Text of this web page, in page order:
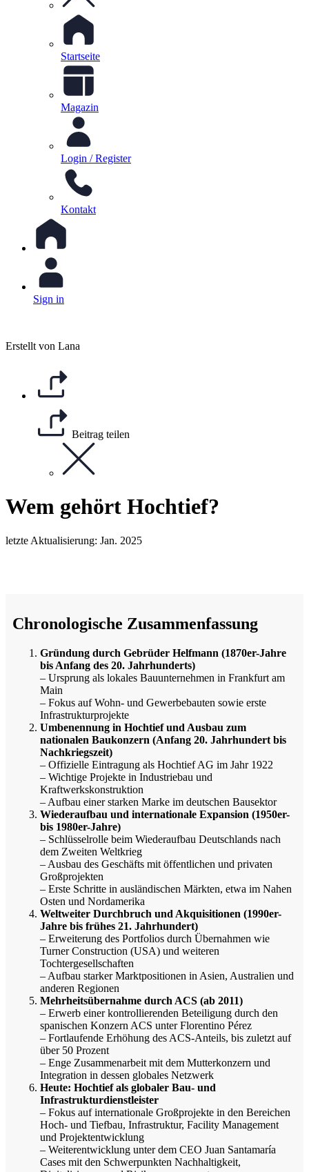
Startseite
Magazin
Login / Register
Kontakt
Sign in
Erstellt von Lana
Beitrag teilen
Wem gehört Hochtief?
letzte Aktualisierung: Jan. 2025
Chronologische Zusammenfassung
Gründung durch Gebrüder Helfmann (1870er-Jahre
bis Anfang des 20. Jahrhunderts)
– Ursprung als lokales Bauunternehmen in Frankfurt am
Main
– Fokus auf Wohn- und Gewerbebauten sowie erste
Infrastrukturprojekte
Umbenennung in Hochtief und Ausbau zum
nationalen Baukonzern (Anfang 20. Jahrhundert bis
Nachkriegszeit)
– Offizielle Eintragung als Hochtief AG im Jahr 1922
– Wichtige Projekte in Industriebau und
Kraftwerkskonstruktion
– Aufbau einer starken Marke im deutschen Bausektor
Wiederaufbau und internationale Expansion (1950er-
bis 1980er-Jahre)
– Schlüsselrolle beim Wiederaufbau Deutschlands nach
dem Zweiten Weltkrieg
– Ausbau des Geschäfts mit öffentlichen und privaten
Großprojekten
– Erste Schritte in ausländischen Märkten, etwa im Nahen
Osten und Nordamerika
Weltweiter Durchbruch und Akquisitionen (1990er-
Jahre bis frühes 21. Jahrhundert)
– Erweiterung des Portfolios durch Übernahmen wie
Turner Construction (USA) und weiteren
Tochtergesellschaften
– Aufbau starker Marktpositionen in Asien, Australien und
anderen Regionen
Mehrheitsübernahme durch ACS (ab 2011)
– Erwerb einer kontrollierenden Beteiligung durch den
spanischen Konzern ACS unter Florentino Pérez
– Fortlaufende Erhöhung des ACS-Anteils, bis zuletzt auf
über 50 Prozent
– Enge Zusammenarbeit mit dem Mutterkonzern und
Integration in dessen globales Netzwerk
Heute: Hochtief als globaler Bau- und
Infrastrukturdienstleister
– Fokus auf internationale Großprojekte in den Bereichen
Hoch- und Tiefbau, Infrastruktur, Facility Management
und Projektentwicklung
– Weiterentwicklung unter dem CEO Juan Santamaría
Cases mit den Schwerpunkten Nachhaltigkeit,